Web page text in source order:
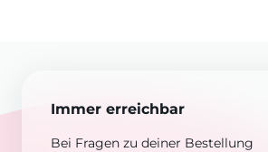
Immer erreichbar
Bei Fragen zu deiner Bestellung